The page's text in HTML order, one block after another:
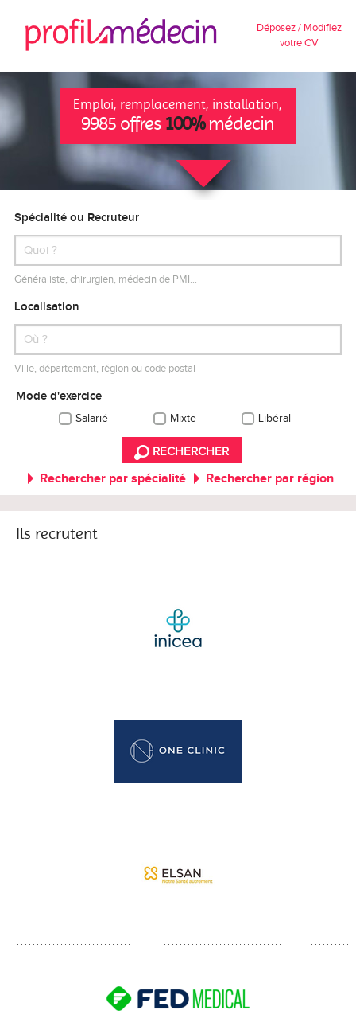
Déposez / Modifiez
votre CV
Emploi, remplacement, installation,
9985 offres 100%médecin
Spécialité ou Recruteur
Généraliste, chirurgien, médecin de PMI…
Localisation
Ville, département, région ou code postal
Mode d'exercice
Salarié Mixte Libéral
RECHERCHER
Rechercher par spécialité Rechercher par région
Ils recrutent